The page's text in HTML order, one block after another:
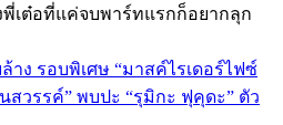
พี่เต๋อที่แค่จบพาร์ทแรกก็อยากลุก